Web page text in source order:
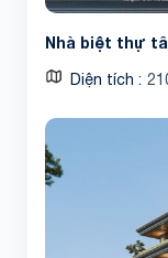
Nhà biệt thự
Diện tích